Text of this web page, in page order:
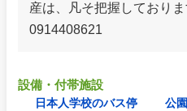
産は、凡そ把握しており
0914408621
設備・付帯施設
日本人学校のバス停
公園